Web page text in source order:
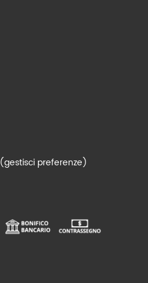
(gestisci preferenze)